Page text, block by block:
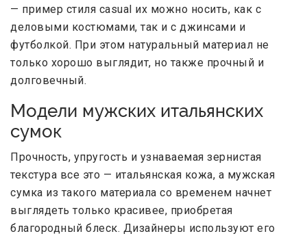
— пример стиля casual их можно носить, как с
деловыми костюмами, так и с джинсами и
футболкой. При этом натуральный материал не
только хорошо выглядит, но также прочный и
долговечный.
Модели мужских итальянских
сумок
Прочность, упругость и узнаваемая зернистая
текстура все это — итальянская кожа, а мужская
сумка из такого материала со временем начнет
выглядеть только красивее, приобретая
благородный блеск. Дизайнеры используют его